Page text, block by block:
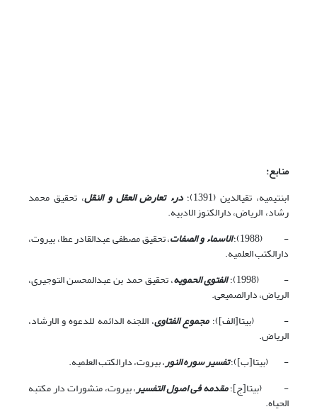
منابع:
ابن‏تیمیه، تقی‏الدین (1391)؛
درء تعارض العقل و النقل، تحقیق محمد
رشاد، الریاض، دارالکنوز الادبیه.
- (1988)؛
الاسماء و الصفات، تحقیق مصطفی عبدالقادر عطا، بیروت،
دارالکتب العلمیه.
- (1998)؛
الفتوی الحمویه، تحقیق حمد بن عبدالمحسن التوجیری،
الریاض، دارالصمیعی.
- (بی‏تا[الف])؛مجموع الفتاوی، اللجنه الدائمه للدعوه و الارشاد،
الریاض.
- (بی‏تا[ب])؛تفسیر سوره النور، بیروت، دارالکتب العلمیه.
- (بی‏تا[ج]؛مقدمه فی اصول التفسیر، بیروت، منشورات دار مکتبه
الحیاه.